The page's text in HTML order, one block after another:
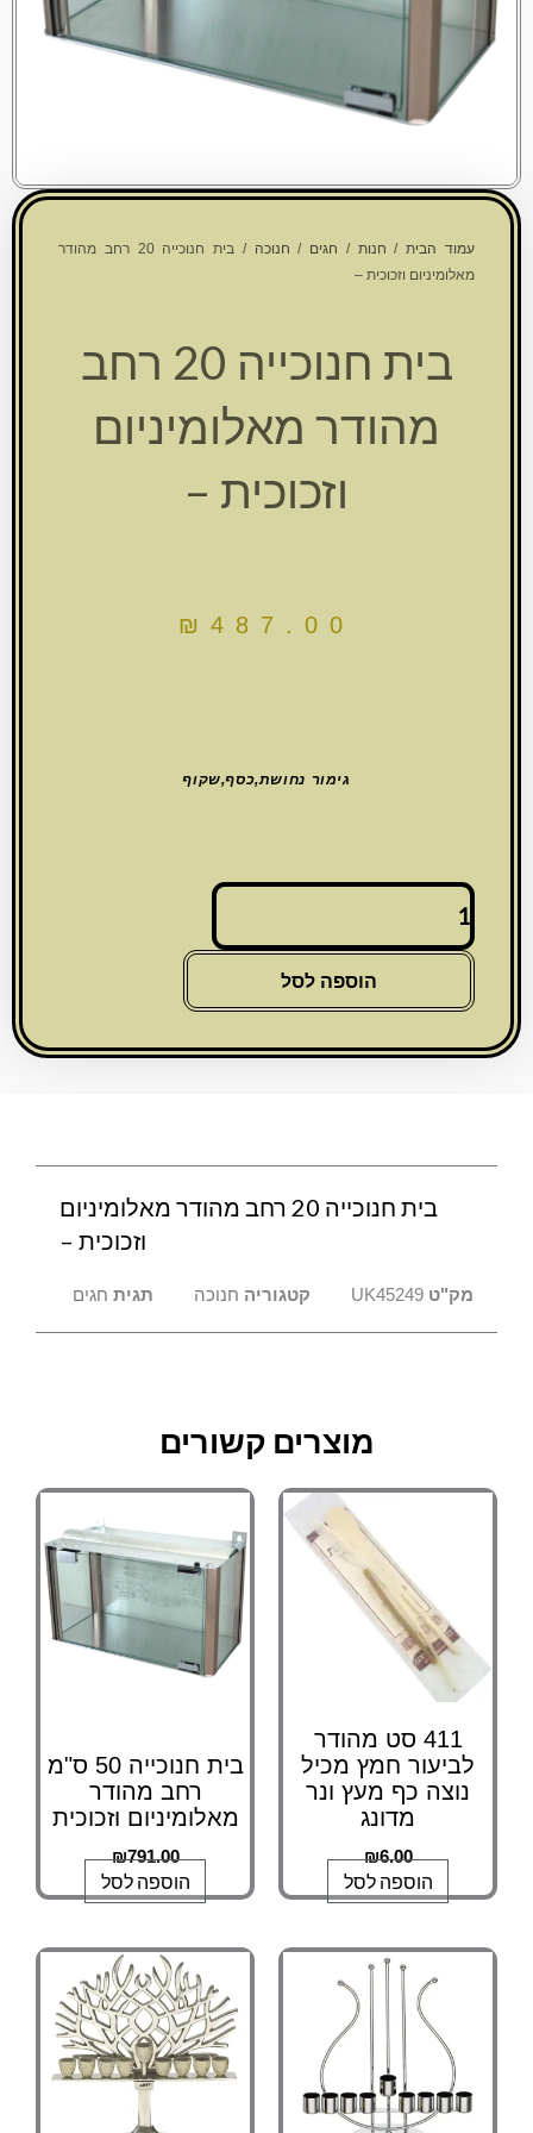
עמוד הבית/ חנות/חגים/חנוכה
/ בית חנוכייה 20 רחב מהודר
מאלומיניום וזכוכית –
בית חנוכייה 20 רחב
מהודר מאלומיניום
וזכוכית –
₪487.00
גימור נחושת,כסף,שקוף
רחב
מהודר
הוספה לסל
בית חנוכייה 20 רחב מהודר מאלומיניום
וזכוכית –
UK45249 קטגוריה חנוכה תגית חגים
מוצרים קשורים
411 סט מהודר
לביעור חמץ מכיל
נוצה כף מעץ ונר
₪6.00
הוספה לסל
בית חנוכייה 50 ס"מ
רחב מהודר
מאלומיניום וזכוכית
₪791.00
הוספה לסל